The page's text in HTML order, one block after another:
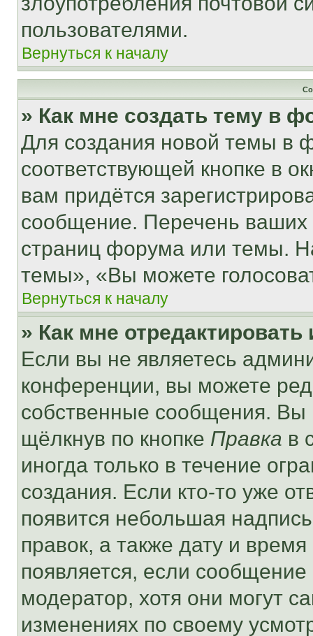
пользователями.
Вернуться к началу
» Как мне создать тему в
Для создания новой темы в
соответствующей кнопке в
вам придётся
сообщение. Перечень ваших
страниц форума или темы.
темы», «Вы можете
Вернуться к началу
» Как мне
Если вы не являетесь
конференции, вы можете
собственные сообщения. Вы
щёлкнув по кнопке Правка в
иногда только в течение
создания. Если кто-то уже
появится небольшая
правок, а также дату и
появляется, если
модератор, хотя они могут
изменениях по своему